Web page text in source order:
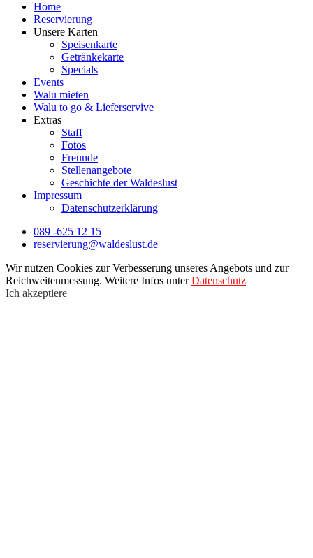
Home
Reservierung
Unsere Karten
Speisenkarte
Getränkekarte
Specials
Events
Walu mieten
Walu to go & Lieferservive
Extras
Staff
Fotos
Freunde
Stellenangebote
Geschichte der Waldeslust
Impressum
Datenschutzerklärung
089 -625 12 15
reservierung@waldeslust.de
Wir nutzen Cookies zur Verbesserung unseres Angebots und zur
Reichweitenmessung. Weitere Infos unterDatenschutz
Ich akzeptiere